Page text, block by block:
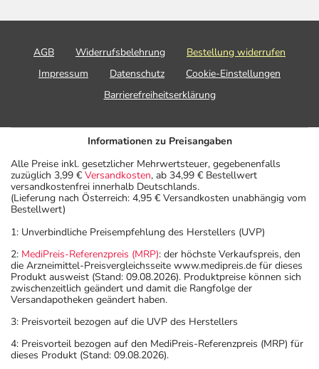
AGB Widerrufsbelehrung
Bestellung widerrufen
Impressum
Datenschutz
Cookie-Einstellungen
Barrierefreiheitserklärung
Informationen zu Preisangaben
Alle Preise inkl. gesetzlicher Mehrwertsteuer, gegebenenfalls
zuzüglich 3,99 € Versandkosten, ab 34,99 € Bestellwert
versandkostenfrei innerhalb Deutschlands.
(Lieferung nach Österreich: 4,95 € Versandkosten unabhängig vom
Bestellwert)
1: Unverbindliche Preisempfehlung des Herstellers (UVP)
2: MediPreis-Referenzpreis (MRP): der höchste Verkaufspreis, den
die Arzneimittel-Preisvergleichsseite www.medipreis.de für dieses
Produkt ausweist (Stand: 09.08.2026). Produktpreise können sich
zwischenzeitlich geändert und damit die Rangfolge der
Versandapotheken geändert haben.
3: Preisvorteil bezogen auf die UVP des Herstellers
4: Preisvorteil bezogen auf den MediPreis-Referenzpreis (MRP) für
dieses Produkt (Stand: 09.08.2026).